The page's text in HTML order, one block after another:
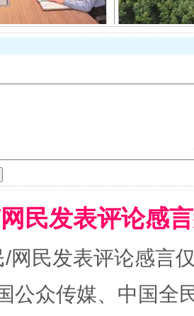
民发表评论感
网民发表评论感言
公众传媒、中国全